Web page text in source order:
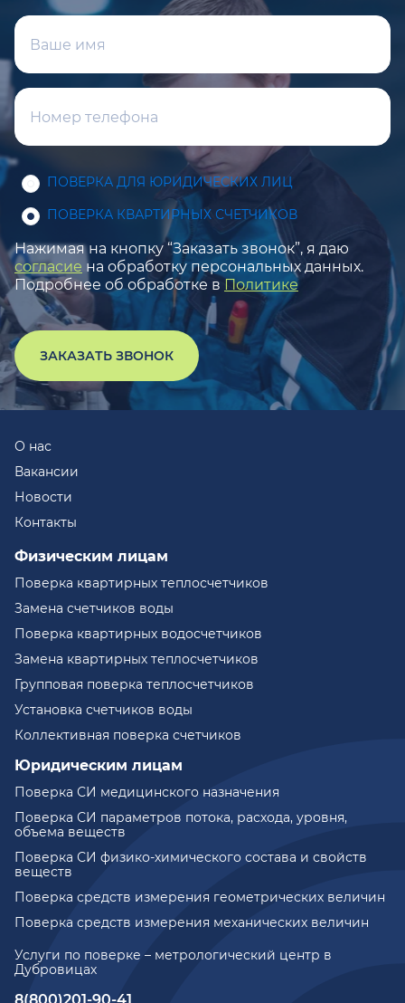
ПОВЕРКА ДЛЯ ЮРИДИЧЕСКИХ ЛИЦ
ПОВЕРКА КВАРТИРНЫХ СЧЕТЧИКОВ
Нажимая на кнопку “Заказать звонок”, я даю
согласие на обработку персональных данных.
Подробнее об обработке в Политике
ЗАКАЗАТЬ ЗВОНОК
Услуги по поверке – метрологический центр в
Дубровицах
О нас
Вакансии
Новости
Контакты
Физическим лицам
Поверка квартирных теплосчетчиков
Замена счетчиков воды
Поверка квартирных водосчетчиков
Замена квартирных теплосчетчиков
Групповая поверка теплосчетчиков
Установка счетчиков воды
Коллективная поверка счетчиков
Юридическим лицам
Поверка СИ медицинского назначения
Поверка СИ параметров потока, расхода, уровня,
объема веществ
Поверка СИ физико-химического состава и свойств
веществ
Поверка средств измерения геометрических величин
Поверка средств измерения механических величин